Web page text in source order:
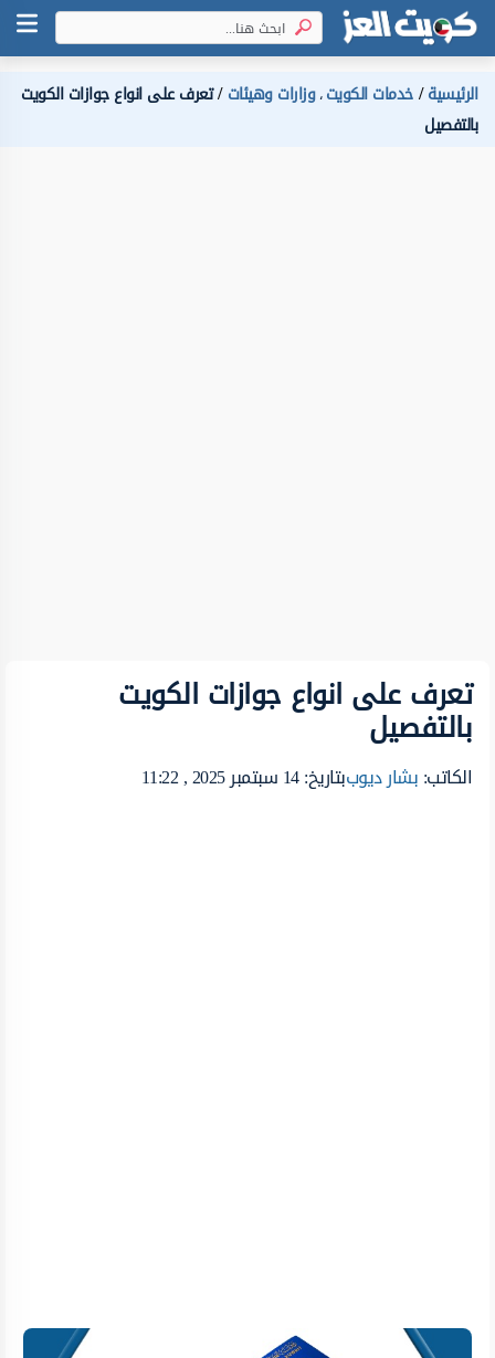
الرئيسية خدمات الكويت،وزارات وهيئات تعرف على انواع جوازات الكويت
بالتفصيل
تعرف على انواع جوازات الكويت
بالتفصيل
الكاتب:بشار ديوببتاريخ: 14 سبتمبر 2025 , 11:22